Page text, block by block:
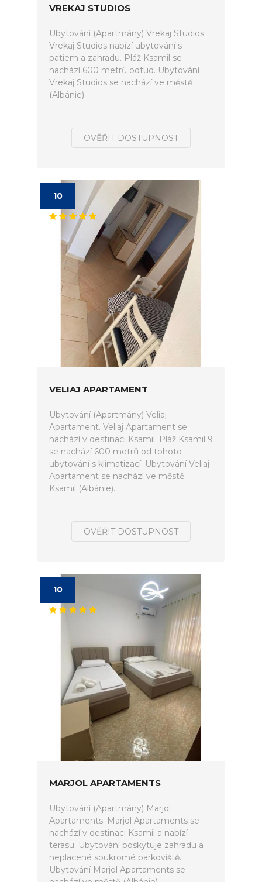
VREKAJ STUDIOS
Ubytování (Apartmány) Vrekaj Studios.
Vrekaj Studios nabízí ubytování s
patiem a zahradu. Pláž Ksamil se
nachází 600 metrů odtud. Ubytování
Vrekaj Studios se nachází ve městě
(Albánie).
OVĚŘIT DOSTUPNOST
10
VELIAJ APARTAMENT
Ubytování (Apartmány) Veliaj
Apartament. Veliaj Apartament se
nachází v destinaci Ksamil. Pláž Ksamil 9
se nachází 600 metrů od tohoto
ubytování s klimatizací. Ubytování Veliaj
Apartament se nachází ve městě
Ksamil (Albánie).
OVĚŘIT DOSTUPNOST
10
MARJOL APARTAMENTS
Ubytování (Apartmány) Marjol
Apartaments. Marjol Apartaments se
nachází v destinaci Ksamil a nabízí
terasu. Ubytování poskytuje zahradu a
neplacené soukromé parkoviště.
Ubytování Marjol Apartaments se